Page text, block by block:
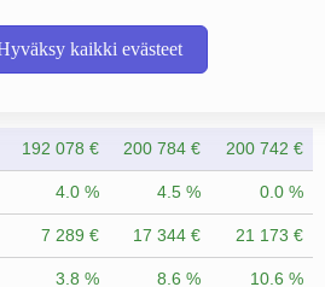
kaikki evästeet
192 078 € 200 784 € 200 742 €
4.0 % 4.5 % 0.0 %
7 289 € 17 344 € 21 173 €
3.8 % 8.6 % 10.6 %